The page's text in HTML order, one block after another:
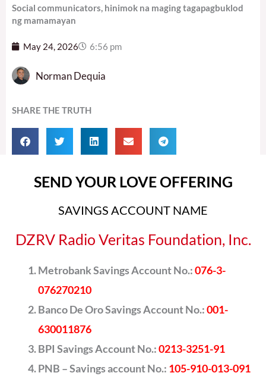
Social communicators, hinimok na maging tagapagbuklod
ng mamamayan
May 24, 2026 6:56 pm
Norman Dequia
SHARE THE TRUTH
SEND YOUR LOVE OFFERING
SAVINGS ACCOUNT NAME
DZRV Radio Veritas Foundation, Inc.
Metrobank Savings Account No.:076-3-
076270210
Banco De Oro Savings Account No.:001-
630011876
BPI Savings Account No.:0213-3251-91
PNB – Savings account No.: 105-910-013-091